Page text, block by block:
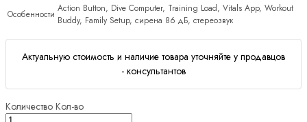
Особенности Action Button, Dive Computer, Training Load, Vitals App, Workout
Buddy, Family Setup, сирена 86 дБ, стереозвук
Актуальную стоимость и наличие товара уточняйте у продавцов
- консультантов
Количество Кол-во